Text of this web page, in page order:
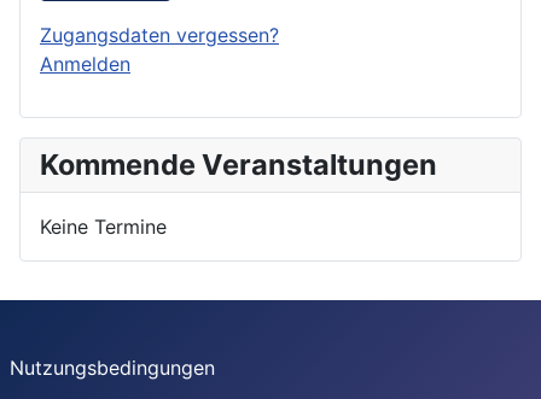
Zugangsdaten vergessen?
Anmelden
Kommende Veranstaltungen
Keine Termine
Nutzungsbedingungen